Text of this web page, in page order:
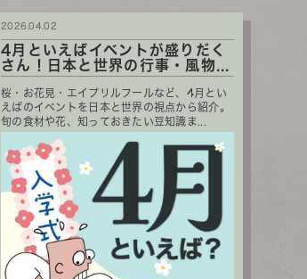
4月といえばイベントが盛りだく
さん！日本と世界の行事・風物...
桜・お花見・エイプリルフールなど、4月とい
えばのイベントを日本と世界の視点から紹介。
旬の食材や花、知っておきたい豆知識ま...
2026.04.02